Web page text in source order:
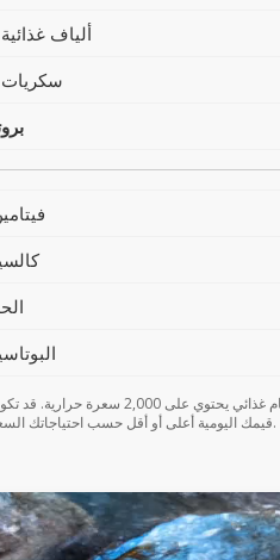
ألياف غذائية
سكريات
قيمك اليومية أعلى أو أقل حسب احتياجاتك السعرية.